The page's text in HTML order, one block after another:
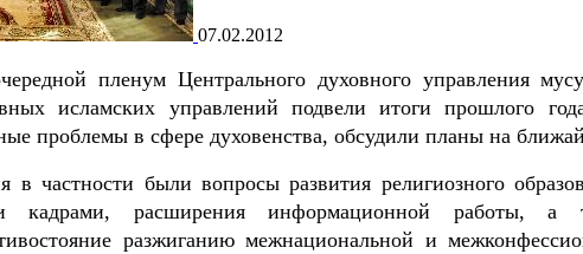
07.02.2012
пленум Центрального духовного управления
исламских управлений подвели итоги прошлого
проблемы в сфере духовенства, обсудили планы на
в частности были вопросы развития религиозного
кадрами, расширения информационной работы, а
разжиганию межнациональной и